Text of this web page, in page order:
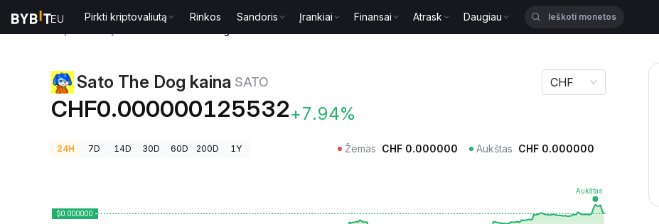
Pirkti kriptovaliutą Rinkos Sandoris Įrankiai Finansai Atrask Daugiau
Sato The Dog kaina SATO
CHF0.000000125532+7.94%
CHF
24H 7D 14D 30D 60D 200D 1Y Žemas CHF 0.000000 Aukštas CHF 0.000000